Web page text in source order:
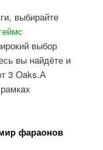
выбирайте
выбор
вы найдёте и
3 Oaks.А
фараонов